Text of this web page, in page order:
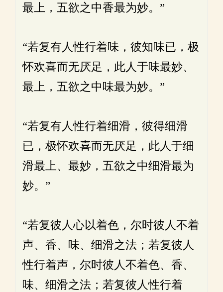
最上，五欲之中香最为妙。”
“若复有人性行着味，彼知味已，极
怀欢喜而无厌足，此人于味最妙、
最上，五欲之中味最为妙。”
“若复有人性行着细滑，彼得细滑
已，极怀欢喜而无厌足，此人于细
滑最上、最妙，五欲之中细滑最为
妙。”
“若复彼人心以着色，尔时彼人不着
声、香、味、细滑之法；若复彼人
性行着声，尔时彼人不着色、香、
味、细滑之法；若复彼人性行着